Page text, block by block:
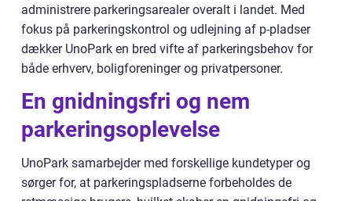
administrere parkeringsarealer overalt i landet. Med
fokus på parkeringskontrol og udlejning af p-pladser
dækker UnoPark en bred vifte af parkeringsbehov for
både erhverv, boligforeninger og privatpersoner.
En gnidningsfri og nem
parkeringsoplevelse
UnoPark samarbejder med forskellige kundetyper og
sørger for, at parkeringspladserne forbeholdes de